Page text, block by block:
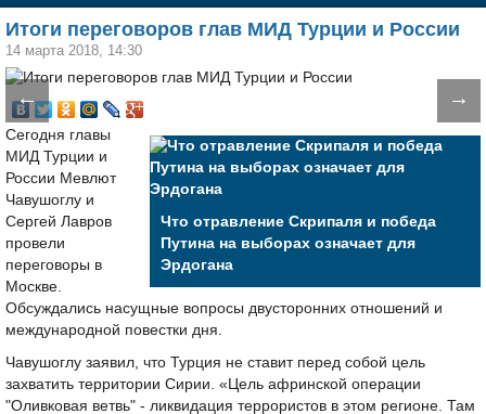
Итоги переговоров глав МИД Турции и России
14 марта 2018, 14:30
← →
Что отравление Скрипаля и победа
Путина на выборах означает для
Эрдогана
Сегодня главы
МИД Турции и
России Мевлют
Чавушоглу и
Сергей Лавров
провели
переговоры в
Москве.
Обсуждались насущные вопросы двусторонних отношений и
международной повестки дня.
Чавушоглу заявил, что Турция не ставит перед собой цель
захватить территории Сирии. «Цель афринской операции
"Оливковая ветвь" - ликвидация террористов в этом регионе. Там